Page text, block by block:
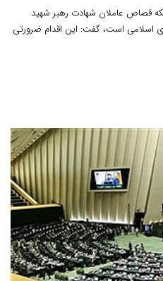
قصاص عاملان شهادت رهبر شهید
اسلامی است، گفت: این اقدام ضرورتی